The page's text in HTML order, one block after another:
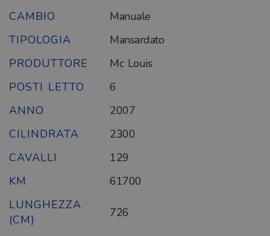
CAMBIO
Manuale
TIPOLOGIA
Mansardato
PRODUTTORE
Mc Louis
POSTI LETTO
6
ANNO
2007
CILINDRATA
2300
CAVALLI
129
KM
61700
LUNGHEZZA
(CM)
726